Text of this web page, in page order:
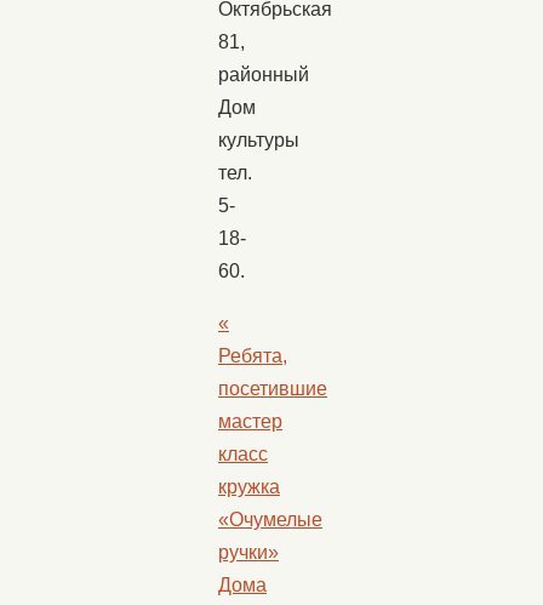
Октябрьская
81,
районный
Дом
культуры
тел.
5-
18-
60.
«
Ребята,
посетившие
мастер
класс
кружка
«Очумелые
ручки»
Дома